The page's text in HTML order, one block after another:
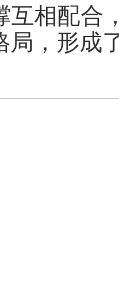
互相配合
局，形成